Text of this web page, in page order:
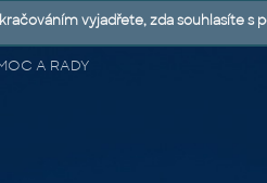
A RADY
vyjadřete, zda souhlasíte s